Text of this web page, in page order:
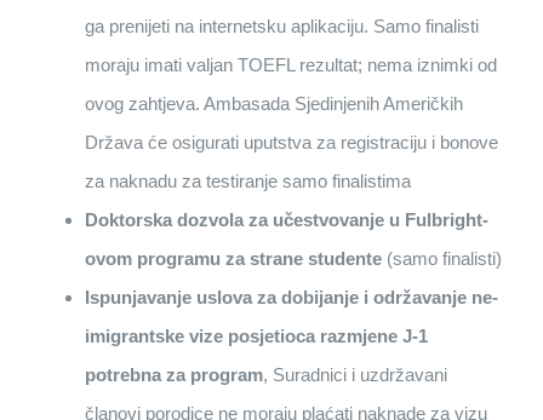
ga prenijeti na internetsku aplikaciju. Samo finalisti
moraju imati valjan TOEFL rezultat; nema iznimki od
ovog zahtjeva. Ambasada Sjedinjenih Američkih
Država će osigurati uputstva za registraciju i bonove
za naknadu za testiranje samo finalistima
Doktorska dozvola za učestvovanje u Fulbright-
ovom programu za strane studente (samo finalisti)
Ispunjavanje uslova za dobijanje i održavanje ne-
imigrantske vize posjetioca razmjene J-1
potrebna za program, Suradnici i uzdržavani
članovi porodice ne moraju plaćati naknade za vizu